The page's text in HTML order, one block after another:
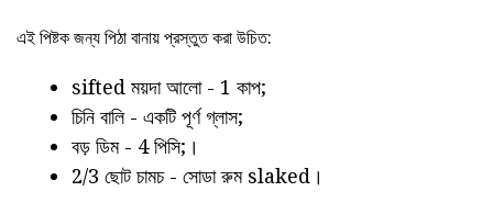
এই পিষ্টক জন্য পিঠা বানায় প্রস্তুত করা উচিত:
sifted ময়দা আলো - 1 কাপ;
চিনি বালি - একটি পূর্ণ গ্লাস;
বড় ডিম - 4 পিসি;।
2/3 ছোট চামচ - সোডা রুম slaked।